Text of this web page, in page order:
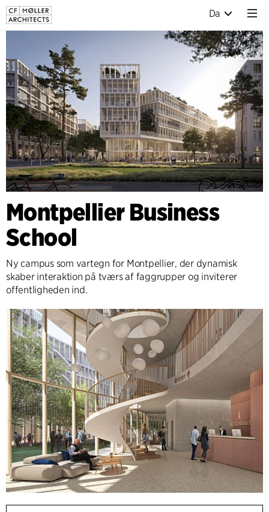
Da
Montpellier Business
School
Ny campus som vartegn for Montpellier, der dynamisk
skaber interaktion på tværs af faggrupper og inviterer
offentligheden ind.